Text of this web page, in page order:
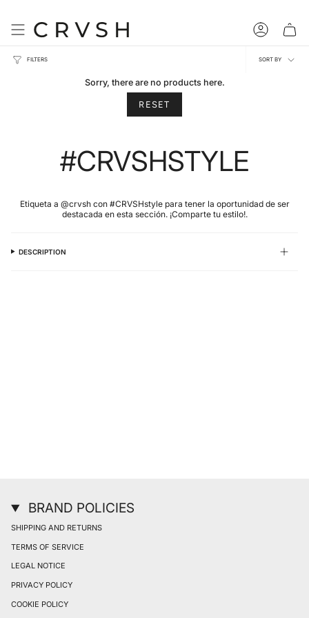
content
Account
FILTERS
Sort
SORT BY
Sorry, there are no products here.
RESET
#CRVSHSTYLE
Etiqueta a @crvsh con #CRVSHstyle para tener la oportunidad de ser
destacada en esta sección. ¡Comparte tu estilo!.
DESCRIPTION
BRAND POLICIES
SHIPPING AND RETURNS
TERMS OF SERVICE
LEGAL NOTICE
PRIVACY POLICY
COOKIE POLICY